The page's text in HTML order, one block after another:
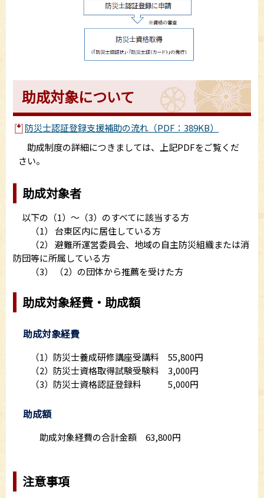
助成対象について
防災士認証登録支援補助の流れ（PDF：389KB）
助成制度の詳細につきましては、上記PDFをご覧くだ
さい。
助成対象者
以下の（1）～（3）のすべてに該当する方
（1） 台東区内に居住している方
（2） 避難所運営委員会、地域の自主防災組織または消
防団等に所属している方
（3） （2）の団体から推薦を受けた方
助成対象経費・助成額
助成対象経費
（1）防災士養成研修講座受講料 55,800円
（2）防災士資格取得試験受験料 3,000円
（3）防災士資格認証登録料 5,000円
助成額
助成対象経費の合計金額 63,800円
注意事項